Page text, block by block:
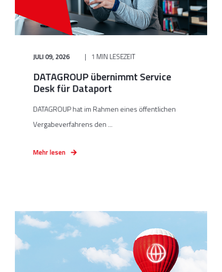
JULI 09, 2026 1 MIN LESEZEIT
DATAGROUP übernimmt Service
Desk für Dataport
DATAGROUP hat im Rahmen eines öffentlichen
Vergabeverfahrens den ...
Mehr lesen